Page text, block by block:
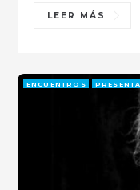
LEER MÁS
ENCUENTROS